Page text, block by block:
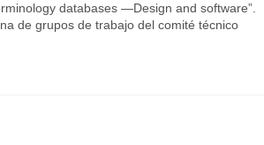
databases —Design and software”.
de grupos de trabajo del comité técnico